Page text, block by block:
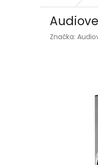
Značka: